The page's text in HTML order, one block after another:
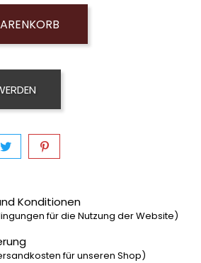
Konditionen
für die Nutzung der Website)
für unseren Shop)